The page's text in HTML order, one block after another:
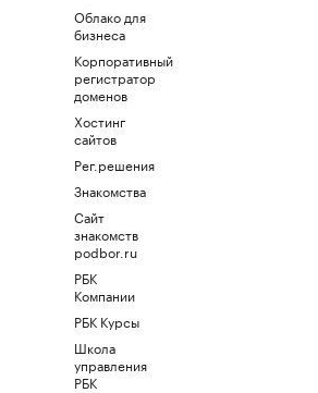
Облако для
бизнеса
Корпоративный
регистратор
доменов
Хостинг
сайтов
Рег.решения
Знакомства
Сайт
знакомств
podbor.ru
РБК
Компании
РБК Курсы
Школа
управления
РБК